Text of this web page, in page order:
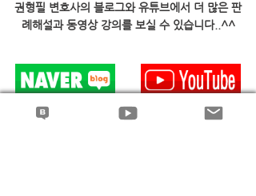
권형필 변호사의 블로그와 유튜브에서 더 많은 판
례해설과 동영상 강의를 보실 수 있습니다..^^